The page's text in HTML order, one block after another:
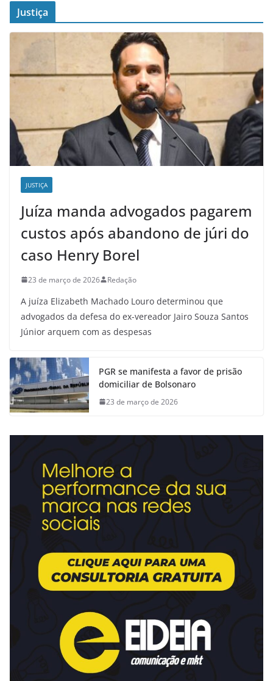
Justiça
JUSTIÇA
Juíza manda advogados pagarem
custos após abandono de júri do
caso Henry Borel
23 de março de 2026 Redação
A juíza Elizabeth Machado Louro determinou que
advogados da defesa do ex-vereador Jairo Souza Santos
Júnior arquem com as despesas
PGR se manifesta a favor de prisão
domiciliar de Bolsonaro
23 de março de 2026